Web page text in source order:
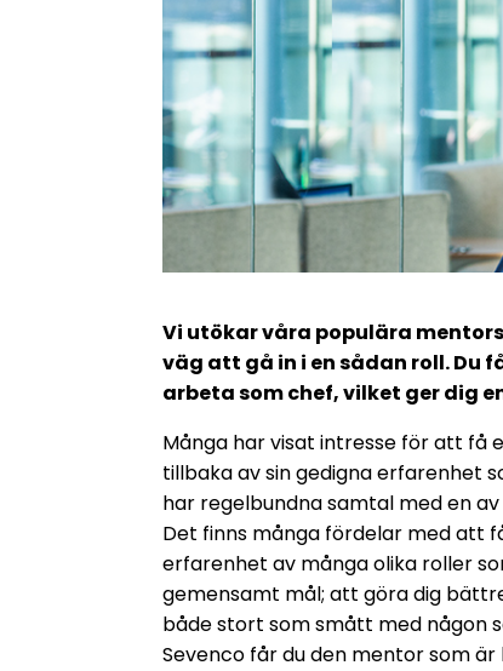
Vi utökar våra populära
väg att gå in i en sådan roll.
arbeta som chef, vilket ger dig
Många har visat intresse för att få
tillbaka av sin gedigna erfarenhet
har regelbundna samtal med en
Det finns många fördelar med att
erfarenhet av många olika roller
gemensamt mål; att göra dig
både stort som smått med någon
Sevenco får du den mentor som